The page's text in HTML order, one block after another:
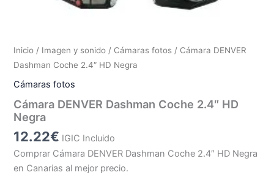
Inicio / Imagen y sonido / Cámaras fotos / Cámara DENVER
Dashman Coche 2.4″ HD Negra
Cámaras fotos
Cámara DENVER Dashman Coche 2.4″ HD
Negra
12.22€ IGIC Incluido
Comprar Cámara DENVER Dashman Coche 2.4″ HD Negra
en Canarias al mejor precio.